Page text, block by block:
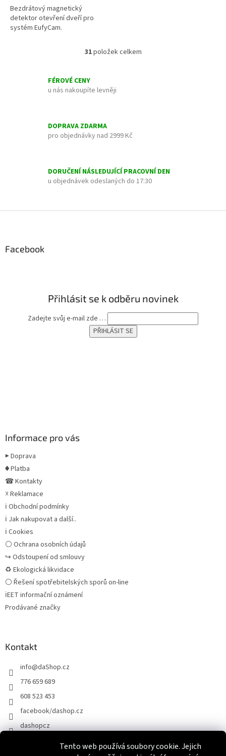
Tento web používá soubory cookie. Jejich
Bezdrátový magnetický
detektor otevření dveří pro
systém EufyCam.
O
á
d
p
y
v
i
31položek celkem
FÉROVÉ CENY
u nás nakoupíte levněji
DOPRAVA ZDARMA
pro objednávky nad 2999 Kč
DORUČENÍ NÁSLEDUJÍCÍ PRACOVNÍ DEN
u objednávek odeslaných do 17:30
Facebook
Přihlásit se k odběru novinek
Zadejte svůj e-mail zde …
Informace pro vás
▶ Doprava
♦ Platba
☎ Kontakty
☓ Reklamace
ℹ Obchodní podmínky
ℹ Jak nakupovat a další..
ℹ Cookies
⚪ Ochrana osobních údajů
↪ Odstoupení od smlouvy
♻ Ekologická likvidace
⚪ Řešení spotřebitelských sporů on-line
ℹEET informační oznámení
Prodávané značky
Kontakt
info@daShop.cz
776 659 689
608 523 453
facebook/dashop.cz
dashopcz